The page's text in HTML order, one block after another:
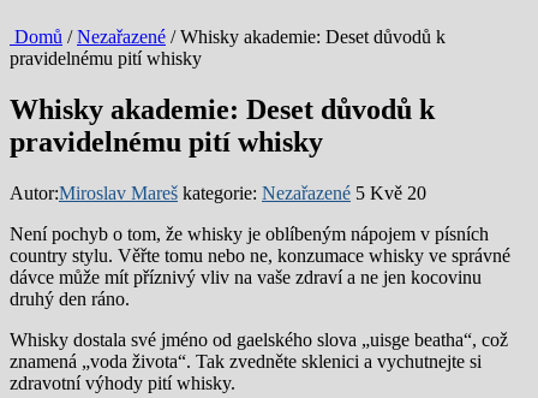
Domů /Nezařazené / Whisky akademie: Deset důvodů k
pravidelnému pití whisky
Whisky akademie: Deset důvodů k
pravidelnému pití whisky
Autor:Miroslav Mareš kategorie: Nezařazené 5 Kvě 20
Není pochyb o tom, že whisky je oblíbeným nápojem v písních
country stylu. Věřte tomu nebo ne, konzumace whisky ve správné
dávce může mít příznivý vliv na vaše zdraví a ne jen kocovinu
druhý den ráno.
Whisky dostala své jméno od gaelského slova „uisge beatha“, což
znamená „voda života“. Tak zvedněte sklenici a vychutnejte si
zdravotní výhody pití whisky.